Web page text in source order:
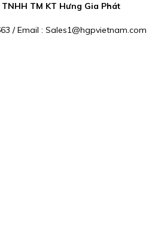
TM KT Hưng Gia Phát
/ Email : Sales1@hgpvietnam.com